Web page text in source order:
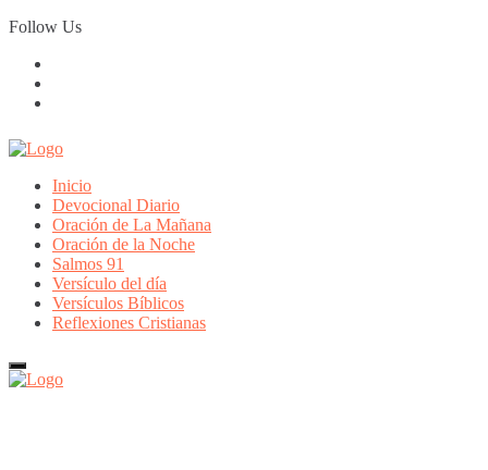
Skip
to
Follow Us
Inicio
Devocional Diario
Oración de La Mañana
Oración de la Noche
Salmos 91
Versículo del día
Versículos Bíblicos
Reflexiones Cristianas